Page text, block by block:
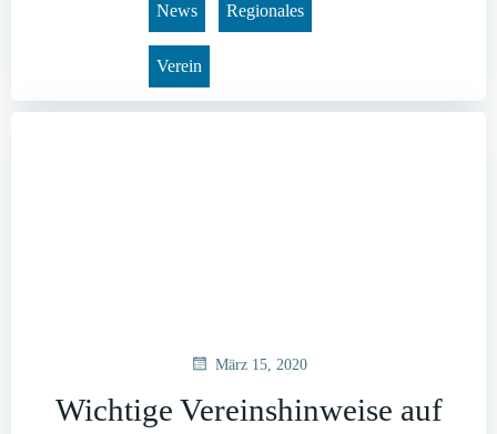
News Regionales
Verein
März 15, 2020
Wichtige Vereinshinweise auf